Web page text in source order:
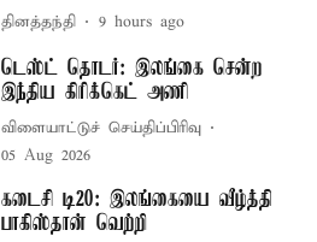
தினத்தந்தி 9 hours ago
டெஸ்ட் தொடர்: இலங்கை சென்ற
இந்திய கிரிக்கெட் அணி
விளையாட்டுச் செய்திப்பிரிவு
05 Aug 2026
கடைசி டி20: இலங்கையை வீழ்த்தி
பாகிஸ்தான் வெற்றி